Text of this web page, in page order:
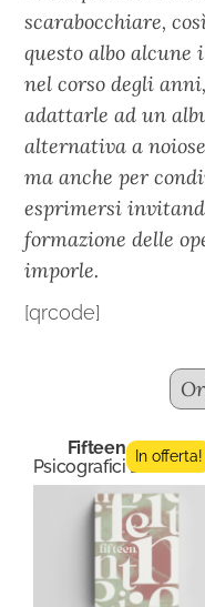
scarabocchiare,
questo albo
nel corso degli
adattarle ad un
alternativa a
ma anche per
esprimersi
formazione delle
imporle.
[qrcode]
Fifteen n.7
Psicografici Editore
In offerta!